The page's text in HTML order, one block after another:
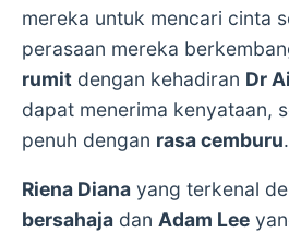
mereka untuk mencari cinta
perasaan mereka
rumit dengan kehadiran Dr
dapat menerima kenyataan,
penuh dengan rasa cemburu.
Riena Diana yang terkenal
bersahaja dan Adam Lee